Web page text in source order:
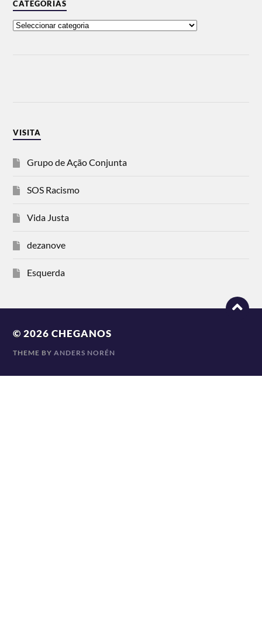
CATEGORIAS
VISITA
Grupo de Ação Conjunta
SOS Racismo
Vida Justa
dezanove
Esquerda
© 2026CHEGANOS
THEME BYANDERS NORÉN